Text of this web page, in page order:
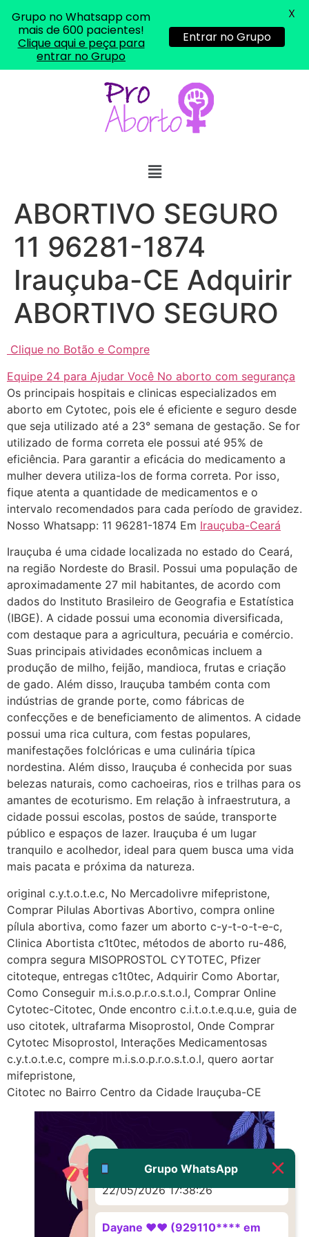
ABORTIVO SEGURO
11 96281-1874
Irauçuba-CE Adquirir
ABORTIVO SEGURO
Clique no Botão e Compre
Equipe 24 para Ajudar Você No aborto com segurança
Os principais hospitais e clinicas especializados em
aborto em Cytotec, pois ele é eficiente e seguro desde
que seja utilizado até a 23° semana de gestação. Se for
utilizado de forma correta ele possui até 95% de
eficiência. Para garantir a eficácia do medicamento a
mulher devera utiliza-los de forma correta. Por isso,
fique atenta a quantidade de medicamentos e o
intervalo recomendados para cada período de gravidez.
Nosso Whatsapp: 11 96281-1874 Em Irauçuba-Ceará
Irauçuba é uma cidade localizada no estado do Ceará,
na região Nordeste do Brasil. Possui uma população de
aproximadamente 27 mil habitantes, de acordo com
dados do Instituto Brasileiro de Geografia e Estatística
(IBGE). A cidade possui uma economia diversificada,
com destaque para a agricultura, pecuária e comércio.
Suas principais atividades econômicas incluem a
produção de milho, feijão, mandioca, frutas e criação
de gado. Além disso, Irauçuba também conta com
indústrias de grande porte, como fábricas de
confecções e de beneficiamento de alimentos. A cidade
possui uma rica cultura, com festas populares,
manifestações folclóricas e uma culinária típica
nordestina. Além disso, Irauçuba é conhecida por suas
belezas naturais, como cachoeiras, rios e trilhas para os
amantes de ecoturismo. Em relação à infraestrutura, a
cidade possui escolas, postos de saúde, transporte
público e espaços de lazer. Irauçuba é um lugar
tranquilo e acolhedor, ideal para quem busca uma vida
mais pacata e próxima da natureza.
original c.y.t.o.t.e.c, No Mercadolivre mifepristone,
Comprar Pilulas Abortivas Abortivo, compra online
pílula abortiva, como fazer um aborto c-y-t-o-t-e-c,
Clinica Abortista c1t0tec, métodos de aborto ru-486,
compra segura MISOPROSTOL CYTOTEC, Pfizer
citoteque, entregas c1t0tec, Adquirir Como Abortar,
Como Conseguir m.i.s.o.p.r.o.s.t.o.l, Comprar Online
Cytotec-Citotec, Onde encontro c.i.t.o.t.e.q.u.e, guia de
uso citotek, ultrafarma Misoprostol, Onde Comprar
Cytotec Misoprostol, Interações Medicamentosas
c.y.t.o.t.e.c, compre m.i.s.o.p.r.o.s.t.o.l, quero aortar
mifepristone,
Citotec no Bairro Centro da Cidade Irauçuba-CE
Grupo no Whatsapp com
mais de 600 pacientes!
Clique aqui e peça para
entrar no Grupo
Entrar no Grupo
X
Grupo WhatsApp
... (1998989**** em
"só de ter dúvida já é uma
resposta" muito isso, disse tudo
22/05/2026 16:35:20
Helly
(1999997****
em http://www.proaborto.com)
Eu estou preparada em varias
áreas mas psicologicamente p ter
sozinha nao estou
22/05/2026 17:09:20
Helly
(1999997****
em http://www.proaborto.com)
Entao q seja
22/05/2026 17:09:25
G (1199866**** em
http://www.proaborto.com)
Mulheres vocês sabem dizer
quem já tomou os remédio se
depois que para de menstruar
começa a sair um líquido
transparente, se é normal ?
22/05/2026 17:10:05
(879121**** em
http://www.proaborto.com)
Deve ser normal
(879121**** em
http://www.proaborto.com)
Eu acho, não sei
22/05/2026 17:19:16
(879121**** em
http://www.proaborto.com)
Deve ser um corrimento normal
mesmo
22/05/2026 17:19:47
http://www.proaborto.com)
Muito obrigadaaaaa
22/05/2026 17:38:26
Dayane ♥️♥️ (929110**** em